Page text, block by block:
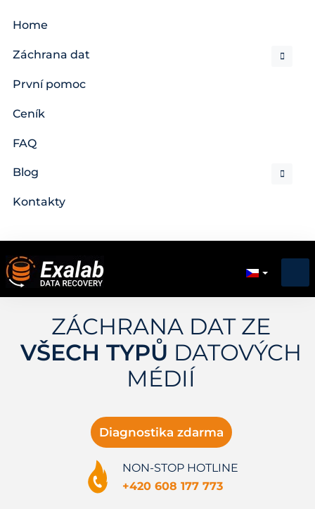
Home
Záchrana dat
První pomoc
Ceník
FAQ
Blog
Kontakty
ZÁCHRANA DAT ZE
VŠECH TYPŮ DATOVÝCH
MÉDIÍ
Diagnostika zdarma
NON-STOP HOTLINE
+420 608 177 773